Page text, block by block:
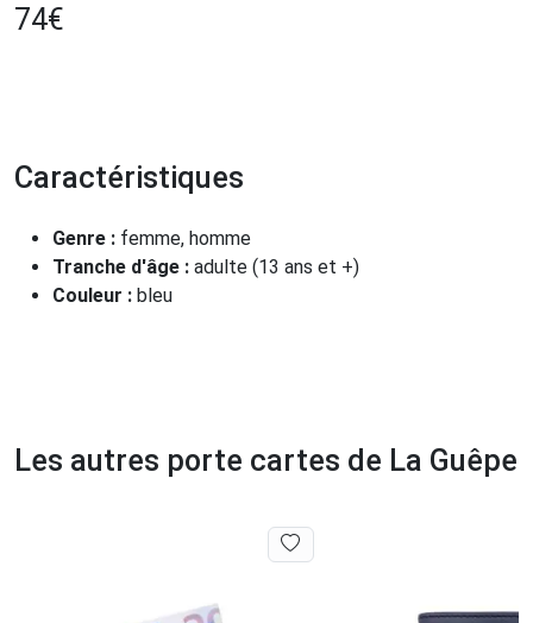
74€
Caractéristiques
Genre : femme, homme
Tranche d'âge : adulte (13 ans et +)
Couleur : bleu
Les autres porte cartes de La Guêpe